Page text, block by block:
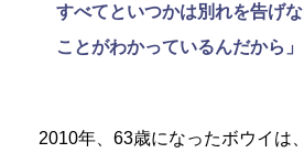
すべてといつかは別れを告げ
ことがわかっているんだから」
2010年、63歳になったボウイは